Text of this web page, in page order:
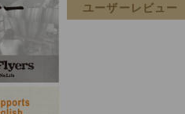
ユーザーレビュー